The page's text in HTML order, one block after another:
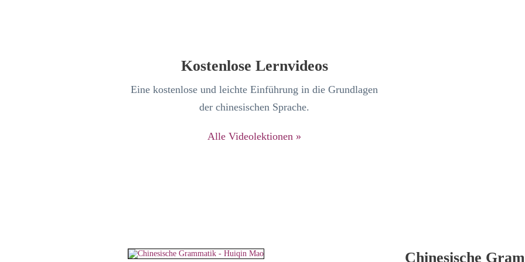
Kostenlose Lernvideos
Eine kostenlose und leichte Einführung in die Grundlagen
der chinesischen Sprache.
Alle Videolektionen »
Chinesische